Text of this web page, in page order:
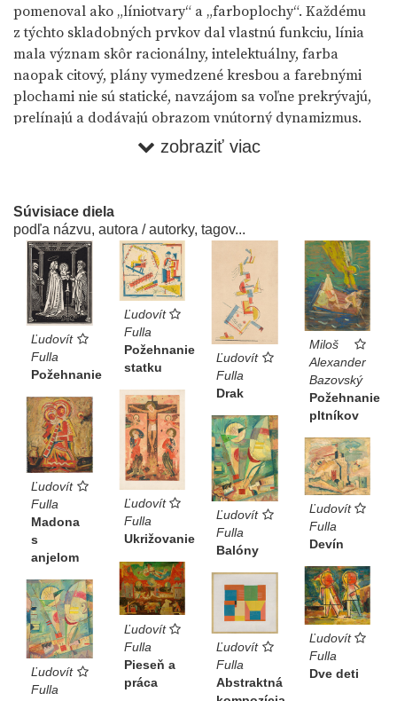
pomenoval ako „líniotvary“ a „farboplochy“. Každému
z týchto skladobných prvkov dal vlastnú funkciu, línia
mala význam skôr racionálny, intelektuálny, farba
naopak citový, plány vymedzené kresbou a farebnými
plochami nie sú statické, navzájom sa voľne prekrývajú,
prelínajú a dodávajú obrazom vnútorný dynamizmus.
Katarína Bajcurová ● Moderna : ...to najlepšie čo doma (v
galéria, 2012
zobraziť viac
Súvisiace diela
podľa názvu, autora / autorky, tagov...
Ľudovít
Fulla
Požehnanie
Ľudovít
Fulla
Požehnanie
statku
Ľudovít
Fulla
Drak
Miloš
Alexander
Bazovský
Požehnanie
pltníkov
Ľudovít
Fulla
Ukrižovanie
Ľudovít
Fulla
Madona
s
anjelom
Ľudovít
Fulla
Balóny
Ľudovít
Fulla
Devín
Ľudovít
Fulla
Pieseň a
práca
Ľudovít
Fulla
Dve deti
Ľudovít
Fulla
Abstraktná
Ľudovít
Fulla